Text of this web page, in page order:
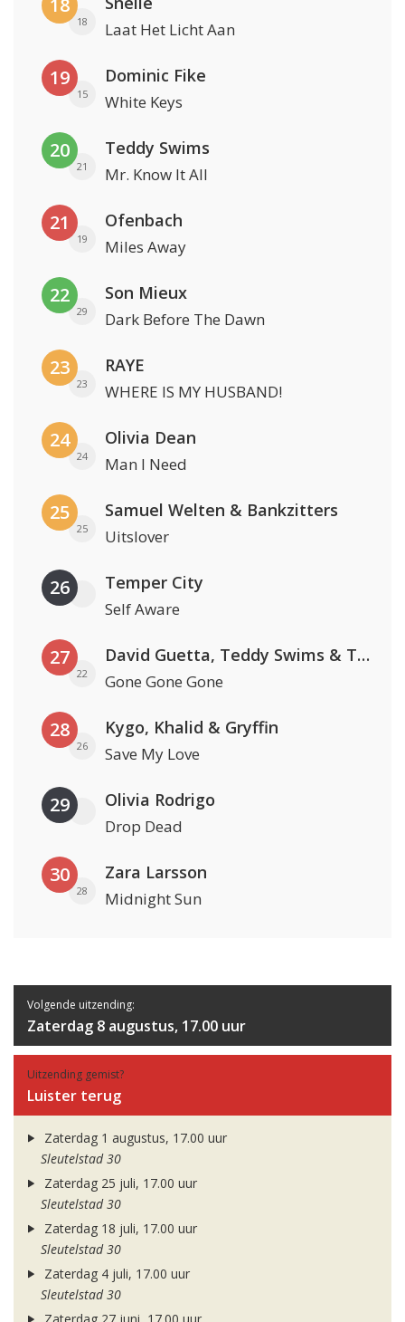
18
18 Laat Het Licht Aan
19
15
Dominic Fike
White Keys
20
21
Teddy Swims
Mr. Know It All
21
19
Ofenbach
Miles Away
22
29
Son Mieux
Dark Before The Dawn
23
23
RAYE
WHERE IS MY HUSBAND!
24
24
Olivia Dean
Man I Need
25
25
Samuel Welten & Bankzitters
Uitslover
26 Temper City
Self Aware
27
22
David Guetta, Teddy Swims & Tones And I
Gone Gone Gone
28
26
Kygo, Khalid & Gryffin
Save My Love
29 Olivia Rodrigo
Drop Dead
30
28
Zara Larsson
Midnight Sun
Volgende uitzending:
Zaterdag 8 augustus, 17.00 uur
Uitzending gemist?
Luister terug
Zaterdag 1 augustus, 17.00 uur
Sleutelstad 30
Zaterdag 25 juli, 17.00 uur
Sleutelstad 30
Zaterdag 18 juli, 17.00 uur
Sleutelstad 30
Zaterdag 4 juli, 17.00 uur
Sleutelstad 30